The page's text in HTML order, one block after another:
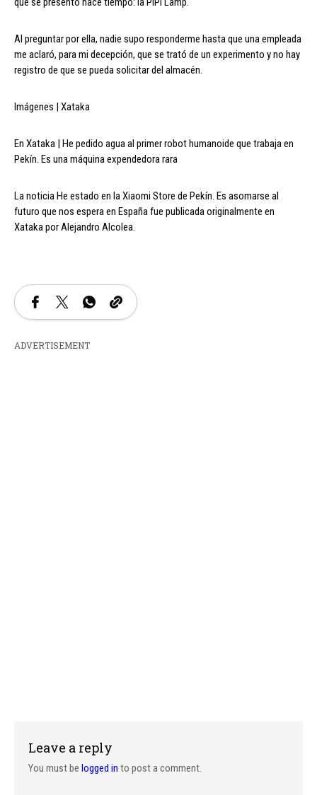
Al preguntar por ella, nadie supo responderme hasta que una empleada
me aclaró, para mi decepción, que se trató de un experimento y no hay
registro de que se pueda solicitar del almacén.
Imágenes | Xataka
En Xataka | He pedido agua al primer robot humanoide que trabaja en
Pekín. Es una máquina expendedora rara
La noticia He estado en la Xiaomi Store de Pekín. Es asomarse al
futuro que nos espera en España fue publicada originalmente en
Xataka por Alejandro Alcolea.
ADVERTISEMENT
Leave a reply
You must be logged in to post a comment.